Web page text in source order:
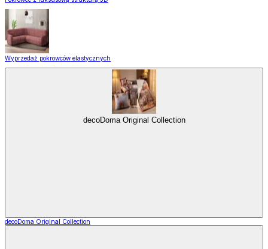
Wyprzedaż pokrowców elastycznych
decoDoma Original Collection
decoDoma Original Collection